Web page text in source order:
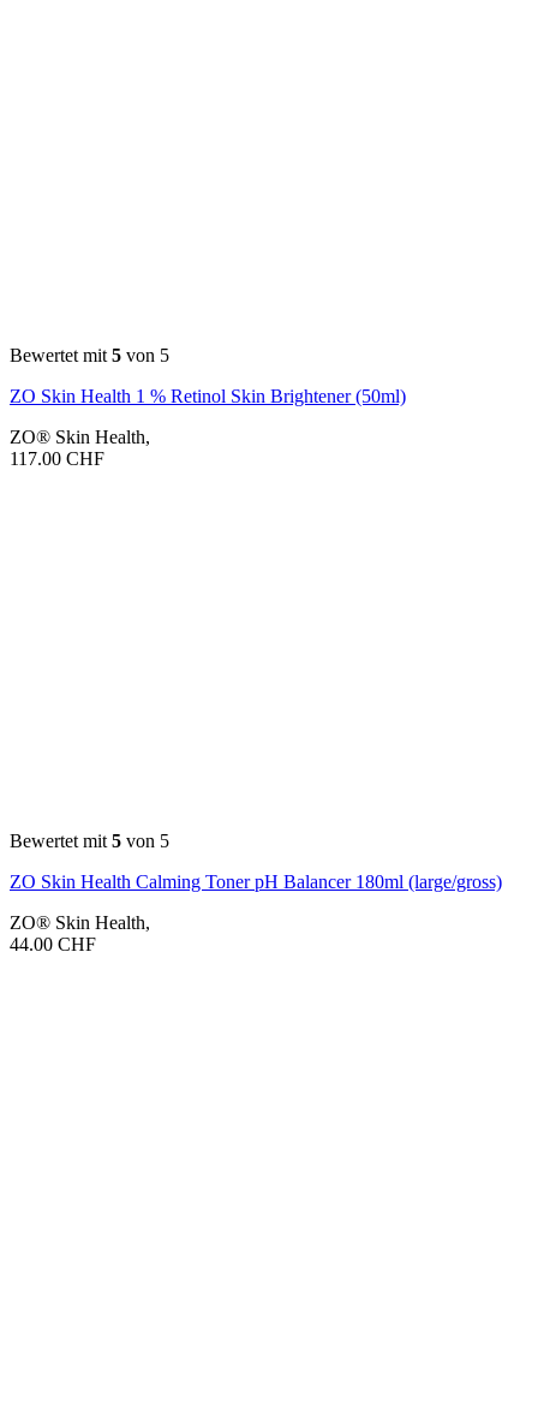
Bewertet mit 5 von 5
ZO Skin Health 1 % Retinol Skin Brightener (50ml)
ZO® Skin Health,
117.00 CHF
Bewertet mit 5 von 5
ZO Skin Health Calming Toner pH Balancer 180ml (large/gross)
ZO® Skin Health,
44.00 CHF